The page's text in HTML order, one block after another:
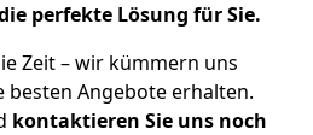
perfekte Lösung für Sie.
Zeit – wir kümmern uns
besten Angebote erhalten.
kontaktieren Sie uns noch